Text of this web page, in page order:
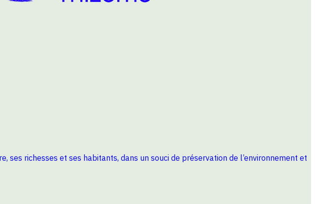
ses richesses et ses habitants, dans un souci de préservation de l’environnement et